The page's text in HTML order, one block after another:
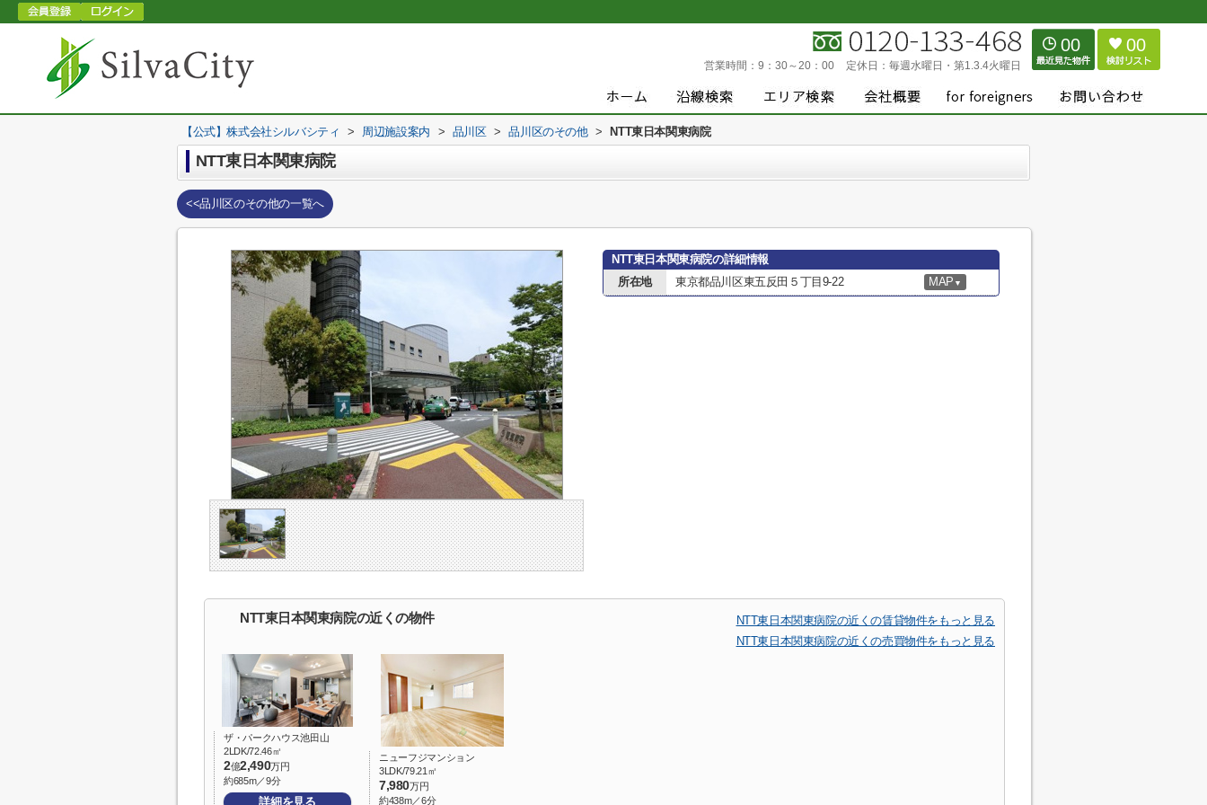
営業時間： 9：30～20：00 定休日： 毎週水曜日・第1.3.4火曜日
00 00
【公式】株式会社シルバシティ > 周辺施設案内 > 品川区 > 品川区のその他 > NTT東日本関東病院
NTT東日本関東病院
<<品川区のその他の一覧へ
NTT東日本関東病院の詳細情報
所在地
東京都品川区東五反田５丁目9-22 MAP ▼
NTT東日本関東病院の近くの物件
NTT東日本関東病院の近くの賃貸物件をもっと見る
NTT東日本関東病院の近くの売買物件をもっと見る
ザ・パークハウス池田山
2LDK/72.46㎡
2億2,490万円
約685m／9分
詳細を見る
ニューフジマンション
3LDK/79.21㎡
7,980万円
約438m／6分